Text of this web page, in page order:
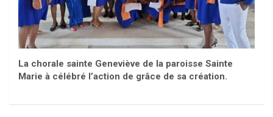
La chorale sainte Geneviève de la paroisse Sainte
Marie à célébré l’action de grâce de sa création.